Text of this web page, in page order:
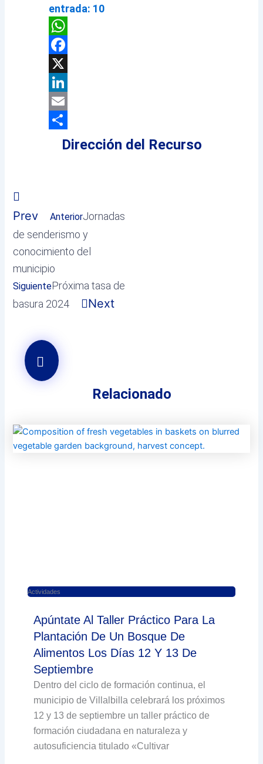
entrada: 10
WhatsApp
Facebook
X
LinkedIn
Email
Compartir
Dirección del Recurso
Prev AnteriorJornadas
de senderismo y
conocimiento del
municipio
SiguientePróxima tasa de
basura 2024
Next
Relacionado
Actividades
Apúntate Al Taller Práctico Para La
Plantación De Un Bosque De
Alimentos Los Días 12 Y 13 De
Septiembre
Dentro del ciclo de formación continua, el
municipio de Villalbilla celebrará los próximos
12 y 13 de septiembre un taller práctico de
formación ciudadana en naturaleza y
autosuficiencia titulado «Cultivar